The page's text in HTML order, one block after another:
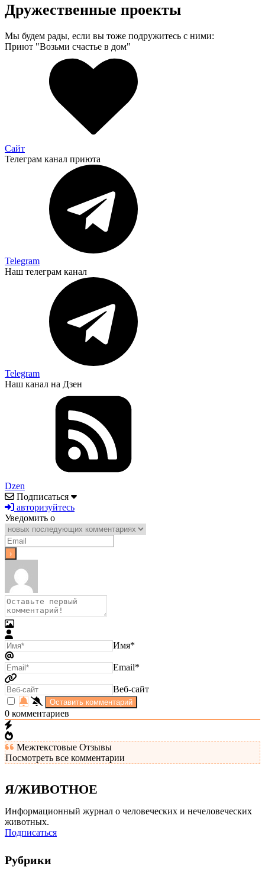
Дружественные проекты
Мы будем рады, если вы тоже подружитесь с ними:
Приют "Возьми счастье в дом"
Сайт
Телеграм канал приюта
Telegram
Наш телеграм канал
Telegram
Наш канал на Дзен
Dzen
Подписаться
авторизуйтесь
Уведомить о
Имя*
Email*
Веб-сайт
0 комментариев
Межтекстовые Отзывы
Посмотреть все комментарии
Я/ЖИВОТНОЕ
Информационный журнал о человеческих и нечеловеческих
животных.
Подписаться
Рубрики